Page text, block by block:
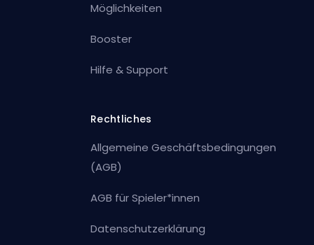
Möglichkeiten
Booster
Hilfe & Support
Rechtliches
Allgemeine Geschäftsbedingungen
(AGB)
AGB für Spieler*innen
Datenschutzerklärung